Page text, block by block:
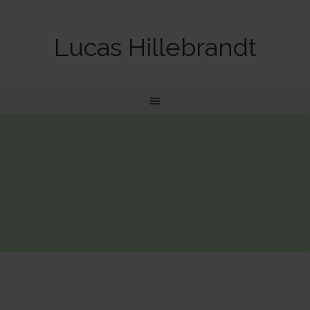
Lucas Hillebrandt